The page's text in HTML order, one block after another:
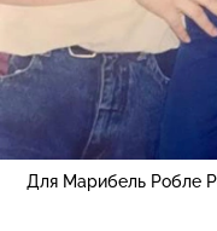
Для Марибель Робле